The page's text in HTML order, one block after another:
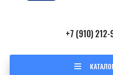
+7 (910)